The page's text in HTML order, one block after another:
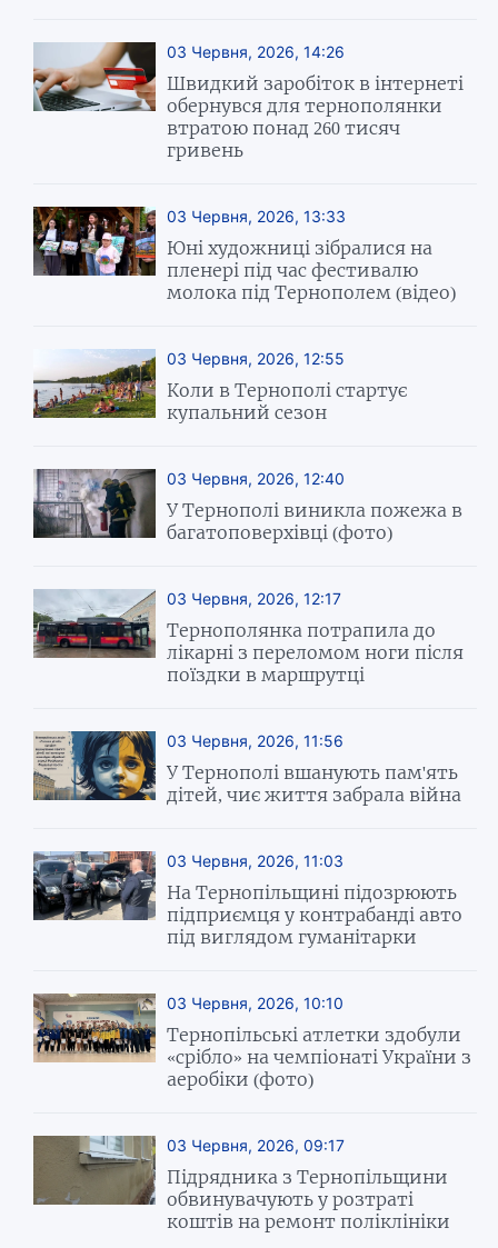
03 Червня, 2026, 14:26
Швидкий заробіток в інтернеті
обернувся для тернополянки
втратою понад 260 тисяч
гривень
03 Червня, 2026, 13:33
Юні художниці зібралися на
пленері під час фестивалю
молока під Тернополем (відео)
03 Червня, 2026, 12:55
Коли в Тернополі стартує
купальний сезон
03 Червня, 2026, 12:40
У Тернополі виникла пожежа в
багатоповерхівці (фото)
03 Червня, 2026, 12:17
Тернополянка потрапила до
лікарні з переломом ноги після
поїздки в маршрутці
03 Червня, 2026, 11:56
У Тернополі вшанують пам'ять
дітей, чиє життя забрала війна
03 Червня, 2026, 11:03
На Тернопільщині підозрюють
підприємця у контрабанді авто
під виглядом гуманітарки
03 Червня, 2026, 10:10
Тернопільські атлетки здобули
«срібло» на чемпіонаті України з
аеробіки (фото)
03 Червня, 2026, 09:17
Підрядника з Тернопільщини
обвинувачують у розтраті
коштів на ремонт поліклініки